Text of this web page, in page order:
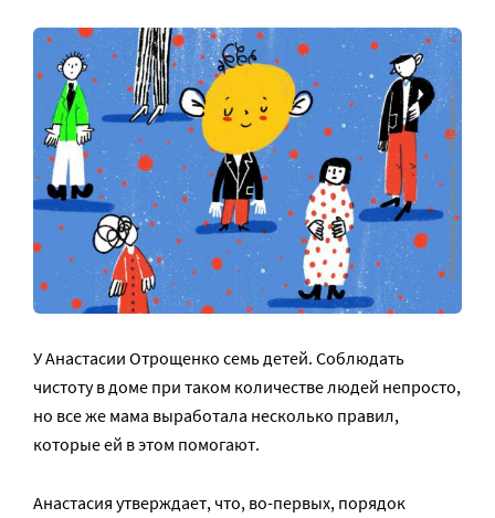
У Анастасии Отрощенко семь детей. Соблюдать
чистоту в доме при таком количестве людей непросто,
но все же мама выработала несколько правил,
которые ей в этом помогают.
Анастасия утверждает, что, во-первых, порядок